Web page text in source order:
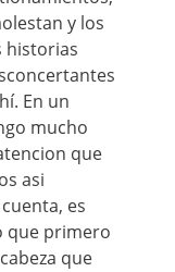
y los
historias
En un
mucho
que
asi
es
que primero
que